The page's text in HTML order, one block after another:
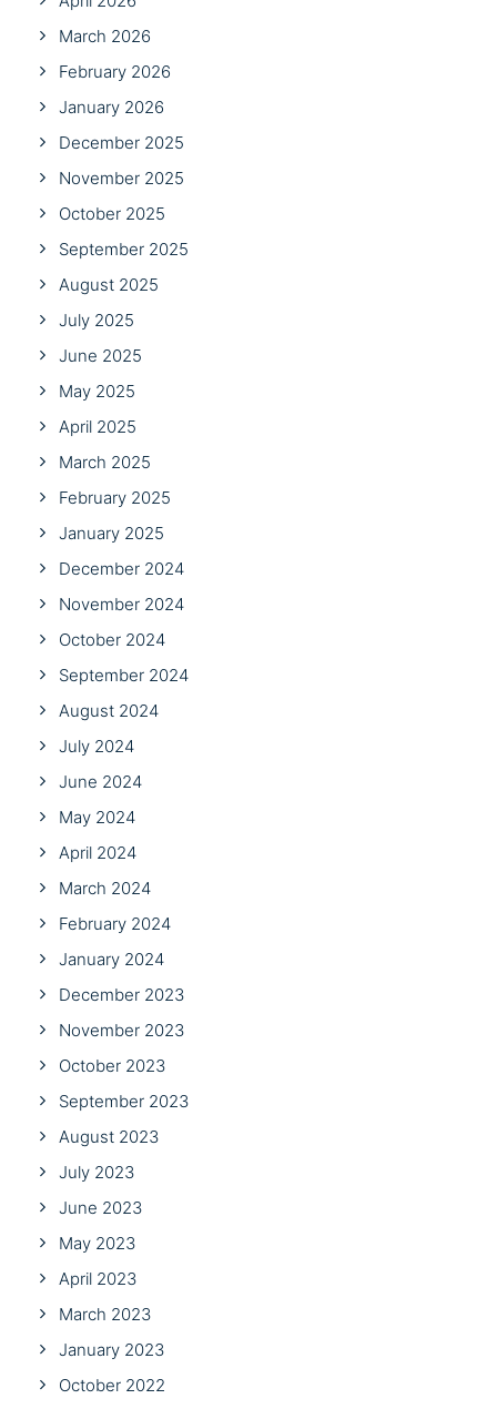
March 2026
February 2026
January 2026
December 2025
November 2025
October 2025
September 2025
August 2025
July 2025
June 2025
May 2025
April 2025
March 2025
February 2025
January 2025
December 2024
November 2024
October 2024
September 2024
August 2024
July 2024
June 2024
May 2024
April 2024
March 2024
February 2024
January 2024
December 2023
November 2023
October 2023
September 2023
August 2023
July 2023
June 2023
May 2023
April 2023
March 2023
January 2023
October 2022